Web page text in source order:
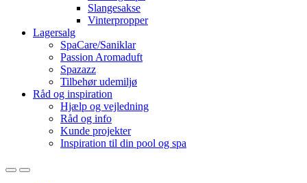
Slangesakse
Vinterpropper
Lagersalg
SpaCare/Saniklar
Passion Aromaduft
Spazazz
Tilbehør udemiljø
Råd og inspiration
Hjælp og vejledning
Råd og info
Kunde projekter
Inspiration til din pool og spa
OpenClose